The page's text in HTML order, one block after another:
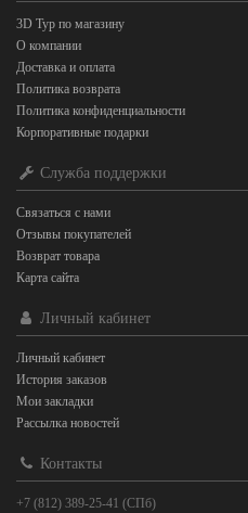
3D Тур по магазину
О компании
Доставка и оплата
Политика возврата
Политика конфиденциальности
Корпоративные подарки
Служба поддержки
Связаться с нами
Отзывы покупателей
Возврат товара
Карта сайта
Личный кабинет
Личный кабинет
История заказов
Мои закладки
Рассылка новостей
Контакты
+7 (812) 389-25-41 (СПб)